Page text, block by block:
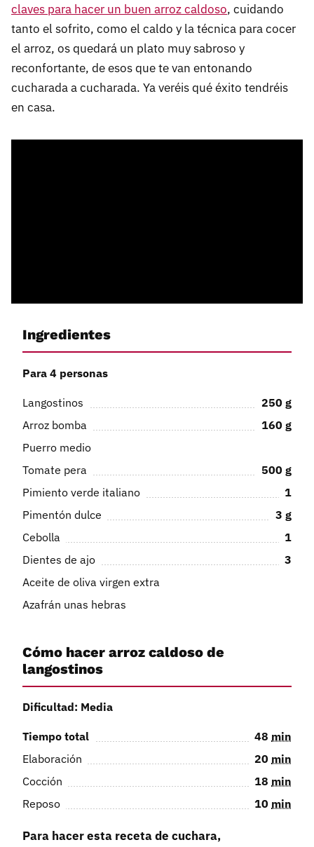
claves para hacer un buen arroz caldoso, cuidando
tanto el sofrito, como el caldo y la técnica para cocer
el arroz, os quedará un plato muy sabroso y
reconfortante, de esos que te van entonando
cucharada a cucharada. Ya veréis qué éxito tendréis
en casa.
Ingredientes
Para 4 personas
Langostinos 250 g
Arroz bomba
160 g
Puerro medio
Tomate pera
500 g
Pimiento verde italiano
1
Pimentón dulce
3 g
Cebolla
1
Dientes de ajo
3
Aceite de oliva virgen extra
Azafrán unas hebras
Cómo hacer arroz caldoso de
langostinos
Dificultad: Media
Tiempo total 48 min
Elaboración
20 min
Cocción
18 min
Reposo
10 min
Para hacer esta receta de cuchara,